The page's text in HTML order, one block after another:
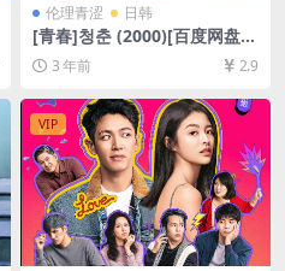
伦理青涩 日韩
[青春]청춘 (2000)[百度网盘
+迅雷云盘DVD原盘高清未删
减资源][网盘在线播放/下载]
[MP4/4GB][韩语中字][视频文
件+防和谐加密压缩包]
3 年前 2.9
VIP